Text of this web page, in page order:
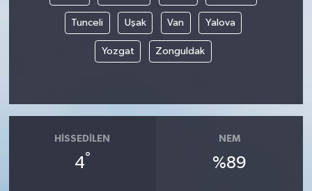
Tunceli Uşak Van Yalova
Yozgat Zonguldak
HISSEDILEN
4°
NEM
%89